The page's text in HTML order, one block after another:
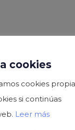
cookies
cookies
si continúas
Leer más